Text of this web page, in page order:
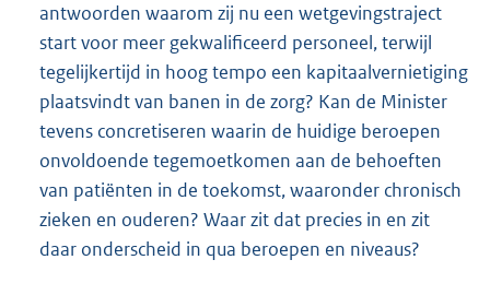
antwoorden waarom zij nu een wetgevingstraject
start voor meer gekwalificeerd personeel, terwijl
tegelijkertijd in hoog tempo een kapitaalvernietiging
plaatsvindt van banen in de zorg? Kan de Minister
tevens concretiseren waarin de huidige beroepen
onvoldoende tegemoetkomen aan de behoeften
van patiënten in de toekomst, waaronder chronisch
zieken en ouderen? Waar zit dat precies in en zit
daar onderscheid in qua beroepen en niveaus?